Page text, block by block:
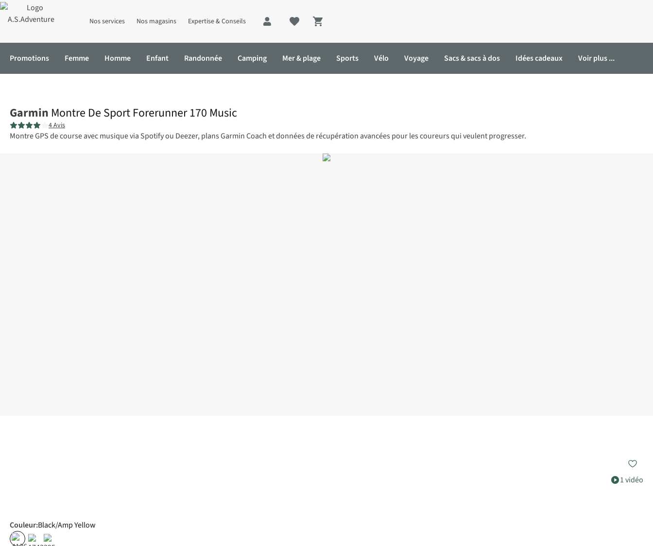
Nos services Nos magasins Expertise & Conseils
Shopping cart
Promotions Femme Homme Enfant Randonnée Camping Mer & plage Sports Vélo Voyage Sacs & sacs à dos Idées cadeaux Voir plus ...
1 vidéo
Garmin Montre De Sport Forerunner 170 Music
4 Avis
Montre GPS de course avec musique via Spotify ou Deezer, plans Garmin Coach et données de récupération avancées pour les coureurs qui veulent progresser.
Couleur:Black/Amp Yellow